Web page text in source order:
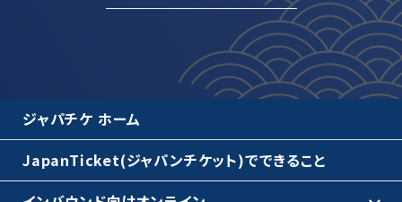
ジャパチケ ホーム
JapanTicket(ジャパンチケット)でできること